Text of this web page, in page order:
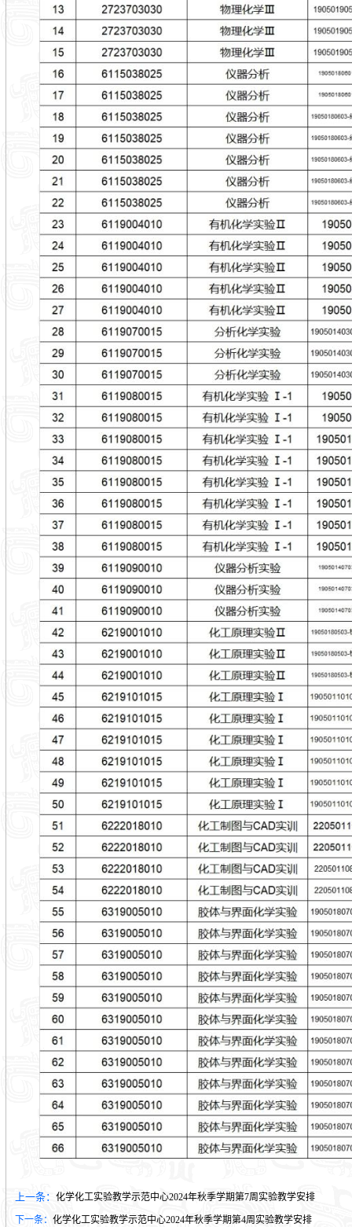
上一条： 化学化工实验教学示范中心2024年秋季学期第7周实验教学安排
下一条： 化学化工实验教学示范中心2024年秋季学期第4周实验教学安排